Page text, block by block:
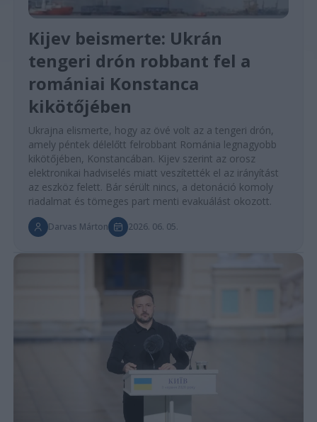
Kijev beismerte: Ukrán
tengeri drón robbant fel a
romániai Konstanca
kikötőjében
Ukrajna elismerte, hogy az övé volt az a tengeri drón,
amely péntek délelőtt felrobbant Románia legnagyobb
kikötőjében, Konstancában. Kijev szerint az orosz
elektronikai hadviselés miatt veszítették el az irányítást
az eszköz felett. Bár sérült nincs, a detonáció komoly
riadalmat és tömeges part menti evakuálást okozott.
Darvas Márton 2026. 06. 05.